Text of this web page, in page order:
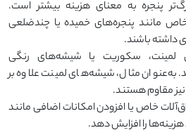
پنجره به معنای هزینه بیشتر است.
مانند پنجره‌های خمیده یا چندضلعی
باشند.
لمینت، سکوریت یا شیشه‌های رنگی
به‌عنوان مثال، شیشه‌های لمینت علاوه بر
نیز مقاوم هستند.
خاص یا افزودن امکانات اضافی مانند
را افزایش دهد.